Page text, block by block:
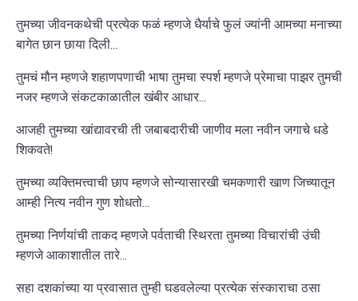
तुमच्या जीवनकथेची प्रत्येक फळं म्हणजे धैर्याचे फुलं ज्यांनी आमच्या मनाच्या
बागेत छान छाया दिली...
तुमचं मौन म्हणजे शहाणपणाची भाषा तुमचा स्पर्श म्हणजे प्रेमाचा पाझर तुमची
नजर म्हणजे संकटकाळातील खंबीर आधार...
आजही तुमच्या खांद्यावरची ती जबाबदारीची जाणीव मला नवीन जगाचे धडे
शिकवते!
तुमच्या व्यक्तिमत्त्वाची छाप म्हणजे सोन्यासारखी चमकणारी खाण जिच्यातून
आम्ही नित्य नवीन गुण शोधतो...
तुमच्या निर्णयांची ताकद म्हणजे पर्वताची स्थिरता तुमच्या विचारांची उंची
म्हणजे आकाशातील तारे...
सहा दशकांच्या या प्रवासात तुम्ही घडवलेल्या प्रत्येक संस्काराचा ठसा